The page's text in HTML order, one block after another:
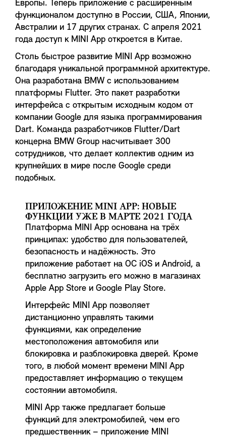
Европы. Теперь приложение с расширенным
функционалом доступно в России, США, Японии,
Австралии и 17 других странах. С апреля 2021
года доступ к MINI App откроется в Китае.
Столь быстрое развитие MINI App возможно
благодаря уникальной программной архитектуре.
Она разработана BMW с использованием
платформы Flutter. Это пакет разработки
интерфейса с открытым исходным кодом от
компании Google для языка программирования
Dart. Команда разработчиков Flutter/Dart
концерна BMW Group насчитывает 300
сотрудников, что делает коллектив одним из
крупнейших в мире после Google среди
подобных.
ПРИЛОЖЕНИЕ MINI APP: НОВЫЕ
ФУНКЦИИ УЖЕ В МАРТЕ 2021 ГОДА
Платформа MINI App основана на трёх
принципах: удобство для пользователей,
безопасность и надёжность. Это
приложение работает на ОС iOS и Android, а
бесплатно загрузить его можно в магазинах
Apple App Store и Google Play Store.
Интерфейс MINI App позволяет
дистанционно управлять такими
функциями, как определение
местоположения автомобиля или
блокировка и разблокировка дверей. Кроме
того, в любой момент времени MINI App
предоставляет информацию о текущем
состоянии автомобиля.
MINI App также предлагает больше
функций для электромобилей, чем его
предшественник – приложение MINI